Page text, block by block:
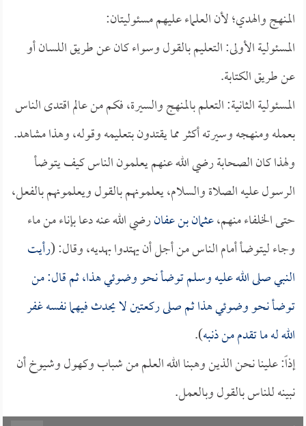
المنهج والهدي؛ لأن العلماء عليهم مسئوليتان:
المسئولية الأولى: التعليم بالقول وسواء كان عن طريق اللسان أو
عن طريق الكتابة.
المسئولية الثانية: التعلم بالمنهج والسيرة، فكم من عالم اقتدى الناس
بعمله ومنهجه وسيرته أكثر مما يقتدون بتعليمه وقوله، وهذا مشاهد.
ولهذا كان الصحابة رضي الله عنهم يعلمون الناس كيف يتوضأ
الرسول عليه الصلاة والسلام، يعلمونهم بالقول ويعلمونهم بالفعل،
حتى الخلفاء منهم،عثمان بن عفانرضي الله عنه دعا بإناء من ماء
وجاء ليتوضأ أمام الناس من أجل أن يهتدوا بهديه، وقال: (رأيت
النبي صلى الله عليه وسلم توضأ نحو وضوئي هذا، ثم قال: من
توضأ نحو وضوئي هذا ثم صلى ركعتين لا يحدث فيهما نفسه غفر
الله له ما تقدم من ذنبه).
إذاً: علينا نحن الذين وهبنا الله العلم من شباب وكهول وشيوخ أن
نبينه للناس بالقول وبالعمل.